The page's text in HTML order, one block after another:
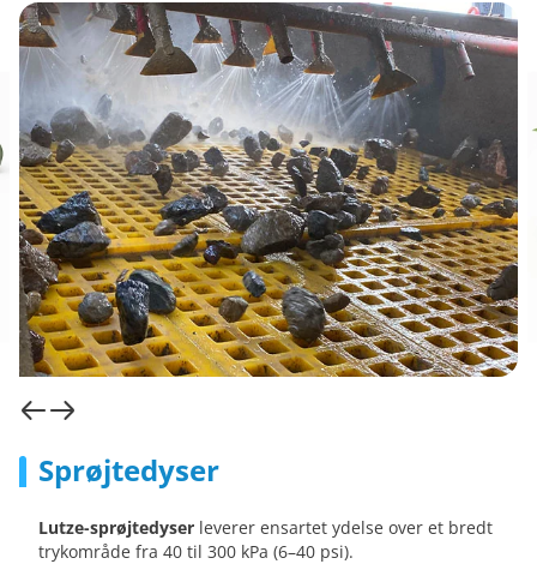
Sprøjtedyser
Lutze-sprøjtedyser leverer ensartet ydelse over et bredt
trykområde fra 40 til 300 kPa (6–40 psi).